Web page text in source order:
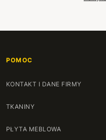
POMOC
KONTAKT I DANE FIRMY
TKANINY
PŁYTA MEBLOWA